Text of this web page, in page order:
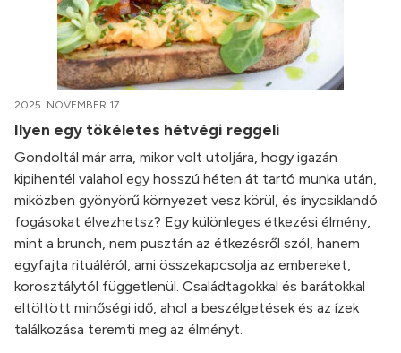
2025. NOVEMBER 17.
Ilyen egy tökéletes hétvégi reggeli
Gondoltál már arra, mikor volt utoljára, hogy igazán
kipihentél valahol egy hosszú héten át tartó munka után,
miközben gyönyörű környezet vesz körül, és ínycsiklandó
fogásokat élvezhetsz? Egy különleges étkezési élmény,
mint a brunch, nem pusztán az étkezésről szól, hanem
egyfajta rituáléról, ami összekapcsolja az embereket,
korosztálytól függetlenül. Családtagokkal és barátokkal
eltöltött minőségi idő, ahol a beszélgetések és az ízek
találkozása teremti meg az élményt.